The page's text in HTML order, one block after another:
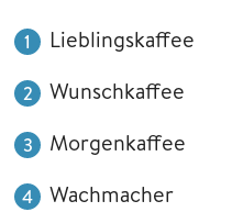
Lieblingskaffee
Wunschkaffee
Morgenkaffee
Wachmacher